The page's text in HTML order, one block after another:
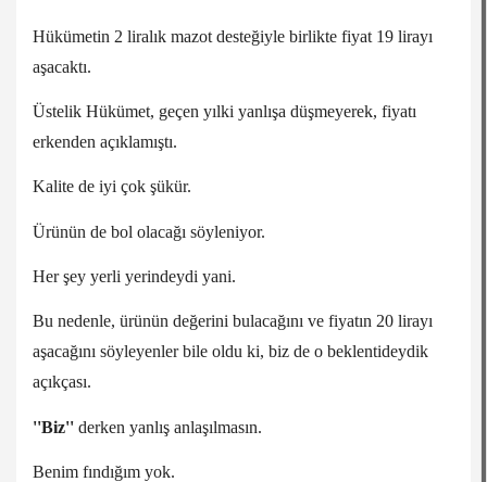
Hükümetin 2 liralık mazot desteğiyle birlikte fiyat 19 lirayı
aşacaktı.
Üstelik Hükümet, geçen yılki yanlışa düşmeyerek, fiyatı
erkenden açıklamıştı.
Kalite de iyi çok şükür.
Ürünün de bol olacağı söyleniyor.
Her şey yerli yerindeydi yani.
Bu nedenle, ürünün değerini bulacağını ve fiyatın 20 lirayı
aşacağını söyleyenler bile oldu ki, biz de o beklentideydik
açıkçası.
''Biz'' derken yanlış anlaşılmasın.
Benim fındığım yok.